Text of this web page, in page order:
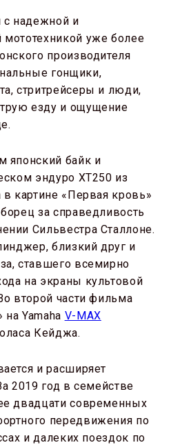
с надежной и
мототехникой уже более
производителя
гонщики,
стритрейсеры и люди,
езду и ощущение
японский байк и
эндуро XT250 из
в картине «Первая кровь»
за справедливость
Сильвестра Сталлоне.
близкий друг и
ставшего всемирно
на экраны культовой
второй части фильма
Yamaha V-MAX
Кейджа.
и расширяет
2019 год в семействе
двадцати современных
передвижения по
и далеких поездок по